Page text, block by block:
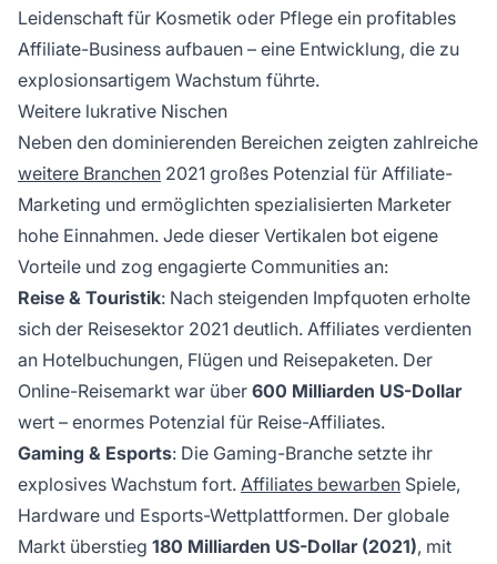
Leidenschaft für Kosmetik oder Pflege ein profitables
Affiliate-Business aufbauen – eine Entwicklung, die zu
explosionsartigem Wachstum führte.
Weitere lukrative Nischen
Neben den dominierenden Bereichen zeigten zahlreiche
weitere Branchen 2021 großes Potenzial für Affiliate-
Marketing und ermöglichten spezialisierten Marketer
hohe Einnahmen. Jede dieser Vertikalen bot eigene
Vorteile und zog engagierte Communities an:
Reise & Touristik: Nach steigenden Impfquoten erholte
sich der Reisesektor 2021 deutlich. Affiliates verdienten
an Hotelbuchungen, Flügen und Reisepaketen. Der
Online-Reisemarkt war über 600 Milliarden US-Dollar
wert – enormes Potenzial für Reise-Affiliates.
Gaming & Esports: Die Gaming-Branche setzte ihr
explosives Wachstum fort. Affiliates bewarben Spiele,
Hardware und Esports-Wettplattformen. Der globale
Markt überstieg 180 Milliarden US-Dollar (2021), mit